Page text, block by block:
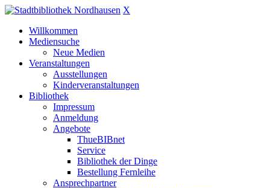
X
Willkommen
Mediensuche
Neue Medien
Veranstaltungen
Ausstellungen
Kinderveranstaltungen
Bibliothek
Impressum
Anmeldung
Angebote
ThueBIBnet
Service
Bibliothek der Dinge
Bestellung Fernleihe
Ansprechpartner